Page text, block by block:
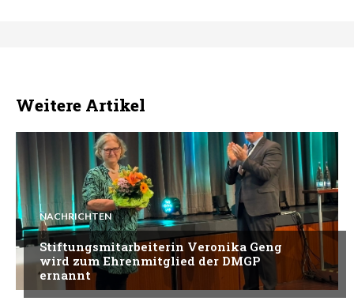
Weitere Artikel
NACHRICHTEN
Stiftungsmitarbeiterin Veronika Geng
wird zum Ehrenmitglied der DMGP
ernannt